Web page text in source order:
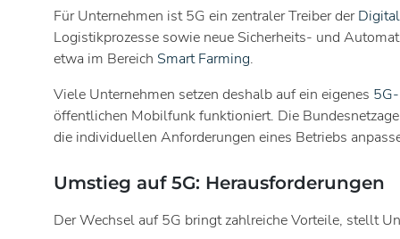
Für Unternehmen ist 5G ein zentraler Treiber der
Logistikprozesse sowie neue Sicherheits- und
etwa im Bereich Smart Farming.
Viele Unternehmen setzen deshalb auf ein eigenes
öffentlichen Mobilfunk funktioniert. Die
die individuellen Anforderungen eines Betriebs
Umstieg auf 5G: Herausforderungen
Der Wechsel auf 5G bringt zahlreiche Vorteile, stellt